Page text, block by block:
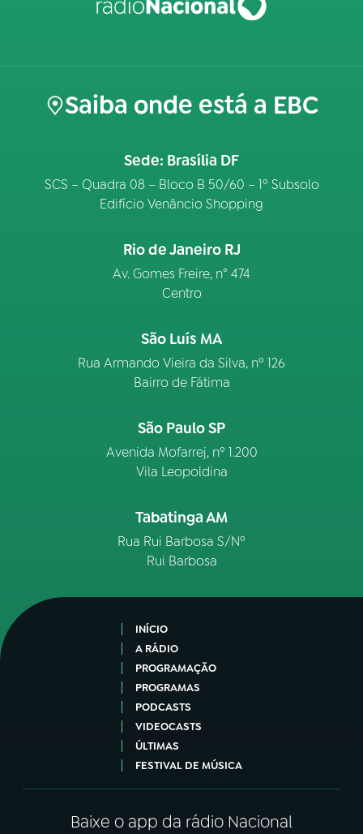
Saiba onde está a EBC
Sede: Brasília DF
SCS – Quadra 08 – Bloco B 50/60 – 1º Subsolo
Edifício Venâncio Shopping
Rio de Janeiro RJ
Av. Gomes Freire, n° 474
Centro
São Luís MA
Rua Armando Vieira da Silva, nº 126
Bairro de Fátima
São Paulo SP
Avenida Mofarrej, nº 1.200
Vila Leopoldina
Tabatinga AM
Rua Rui Barbosa S/Nº
Rui Barbosa
INÍCIO
A RÁDIO
PROGRAMAÇÃO
PROGRAMAS
PODCASTS
VIDEOCASTS
ÚLTIMAS
FESTIVAL DE MÚSICA
Baixe o app da rádio Nacional